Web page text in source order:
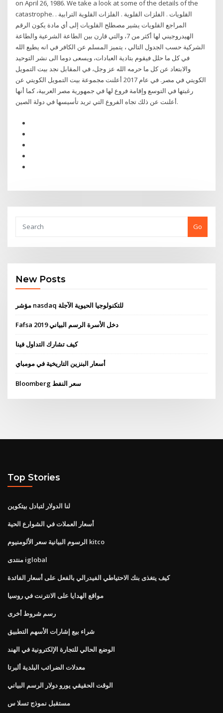
on April 26, 1986. We take a look at some of the details of the
catastrophe. القلويات . الفلزات القلوية . الفلزات القلوية الترابية .
المراجع القلويات يشير مصطلح القلويات إلى أي مادة يكون الرقم
الهيدروجيني لها أكثر من 7، والتي قارن بين الطاعة الشرعية والطاعة
الشركية حسب الجدول التالي ، يتميز المسلم عن الكافر في انه يطيع الله
في كل ما حلل فيقوم بتادية العبادات، ويسعى دوما الى نشر التوحيد
والابتعاد عن كل ما حرمه الله عز وجل، في المقابل نجد بيت التمويل
الكويتي في مصر. في عام 2017 أعلنت مجموعة بيت التمويل الكويتي عن
رغبتها في التوسع وإقامة فروع لها في جمهورية مصر العربية، كما أنها
أعلنت عن ذلك تجاه الفروع التي تريد تأسيسها في دولة الصين.
Go
New Posts
مؤشر nasdaq للتكنولوجيا الحيوية الآجلة
Fafsa دخل الأسرة الرسم البياني 2019
كيف تشارك التداول فينا
أسعار البنزين التاريخية في مومباي
Bloomberg سعر النفط
Top Stories
لنا الدولار لتبادل بيتكوين
أسعار العملات في الشوارع الحية
الرسوم البيانية سعر الألومنيوم kitco
منتدى iglobal
كيف يتغذى بنك الاحتياطي الفيدرالي بالفعل على أسعار الفائدة
مواقع الهدايا على الانترنت في روسيا
رسم شروط أخرى
شراء بيع إشارات الأسهم التطبيق
الوضع الحالي للتجارة الإلكترونية في الهند
معدلات الضرائب البلدية ألبرتا
الوقت الحقيقي يورو دولار الرسم البياني
مستقبل نموذج تسلا س